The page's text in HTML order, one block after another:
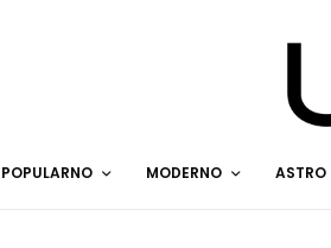
POPULARNO MODERNO ASTRO